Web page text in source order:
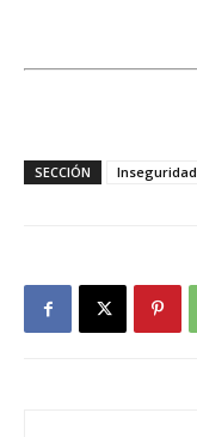
SECCIÓN Inseguridad